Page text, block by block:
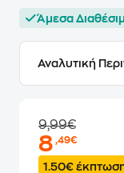
Άμεσα
Αναλυτική
9,99€
8,49€
1.50€